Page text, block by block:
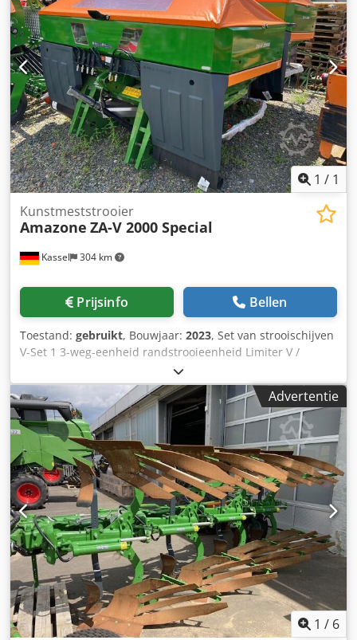
1 / 1
Kassel 304 km
Kunstmeststrooier
Amazone ZA-V 2000 Special
Prijsinfo Bellen
Toestand: gebruikt, Bouwjaar: 2023, Set van strooischijven
V-Set 1 3-weg-eenheid randstrooieenheid Limiter V /
buisbeschermer S / afrolinrichting steekbaar / strooiwerk
ZA-V / opzetbak S / 2000 cardanas met slipkoppeling /
inbouwonderdelen voor ZA-basismachines / vuilvanger S /
LED-verlichting Dcedpfst Dwh Rjx Aqpek
Advertentie
1 / 6